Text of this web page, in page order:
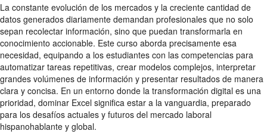
La constante evolución de los mercados y la creciente cantidad de
datos generados diariamente demandan profesionales que no solo
sepan recolectar información, sino que puedan transformarla en
conocimiento accionable. Este curso aborda precisamente esa
necesidad, equipando a los estudiantes con las competencias para
automatizar tareas repetitivas, crear modelos complejos, interpretar
grandes volúmenes de información y presentar resultados de manera
clara y concisa. En un entorno donde la transformación digital es una
prioridad, dominar Excel significa estar a la vanguardia, preparado
para los desafíos actuales y futuros del mercado laboral
hispanohablante y global.